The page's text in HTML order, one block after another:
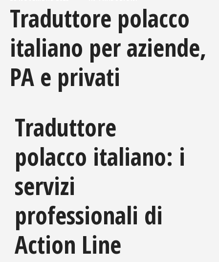
Traduttore polacco
italiano per aziende,
PA e privati
Traduttore
polacco italiano: i
servizi
professionali di
Action Line